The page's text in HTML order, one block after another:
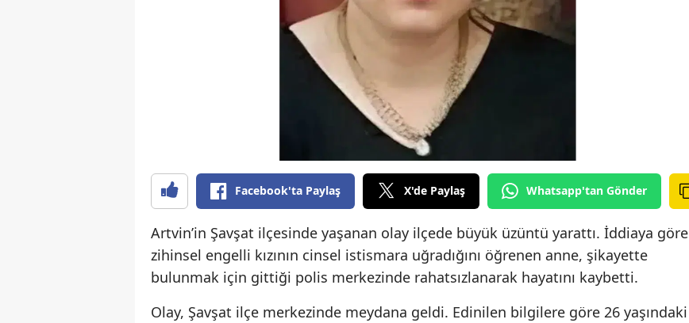
Facebook'ta Paylaş X'de Paylaş Whatsapp'tan Gönder
Artvin’in Şavşat ilçesinde yaşanan olay ilçede büyük üzüntü yarattı. İddiaya göre
zihinsel engelli kızının cinsel istismara uğradığını öğrenen anne, şikayette
bulunmak için gittiği polis merkezinde rahatsızlanarak hayatını kaybetti.
Olay, Şavşat ilçe merkezinde meydana geldi. Edinilen bilgilere göre 26 yaşındaki